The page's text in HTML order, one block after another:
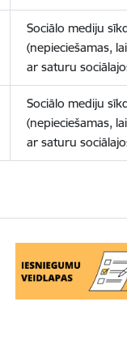
Sociālo mediju
(nepieciešamas,
ar saturu
Sociālo mediju
(nepieciešamas,
ar saturu